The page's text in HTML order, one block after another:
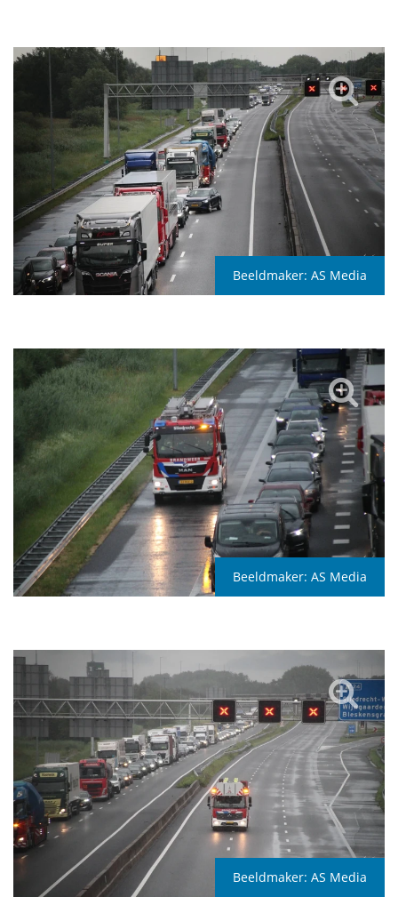
Beeldmaker: AS Media
Beeldmaker: AS Media
Beeldmaker: AS Media